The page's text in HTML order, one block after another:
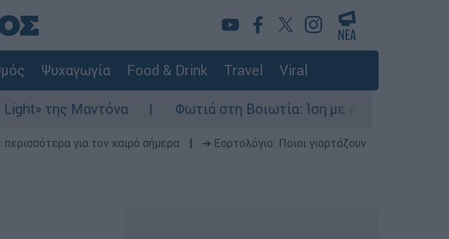
Ψυχαγωγία Food & Drink Travel Viral
Φωτιά στη Βοιωτία: Ίση με έξι ατομικές βόμβες της
για τον καιρό σήμερα
➔ Εορτολόγιο: Ποιοι γιορτάζουν